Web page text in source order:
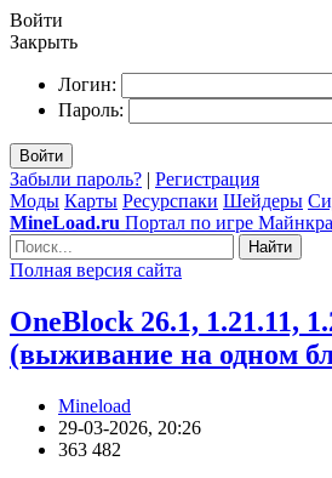
Войти
Закрыть
Логин:
Пароль:
Войти
Забыли пароль? | Регистрация
Моды Карты Ресурспаки Шейдеры
MineLoad.ru Портал по игре
Найти
Полная версия сайта
OneBlock 26.1, 1.21.11,
(выживание на одном
Mineload
29-03-2026, 20:26
363 482